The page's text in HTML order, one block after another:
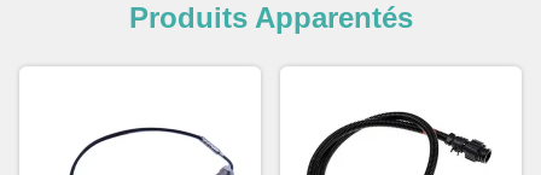
Produits Apparentés